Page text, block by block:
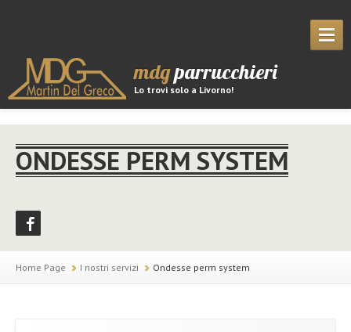
mdgparrucchieri
Lo trovi solo a Livorno!
CHI SIAMO
LE FOTO
I PRODOTTI
ONDESSE PERM SYSTEM
Home Page I nostri servizi Ondesse perm system